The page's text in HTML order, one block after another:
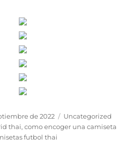
de 2022 Categorías
Uncategorized
thai,como encoger una camiseta
futbol thai